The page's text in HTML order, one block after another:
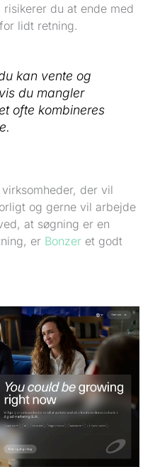
du at ende med
lidt retning.
kan vente og
du mangler
ofte kombineres
der vil
og gerne vil arbejde
at søgning er en
er Bonzer et godt